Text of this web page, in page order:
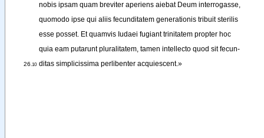
nobis ipsam quam breviter aperiens aiebat Deum interrogasse,
quomodo ipse qui aliis fecunditatem generationis tribuit sterilis
esse posset. Et quamvis Iudaei fugiant trinitatem propter hoc
quia eam putarunt pluralitatem, tamen intellecto quod sit fecun-
26.10 ditas simplicissima perlibenter acquiescent.»